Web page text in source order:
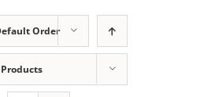
Order